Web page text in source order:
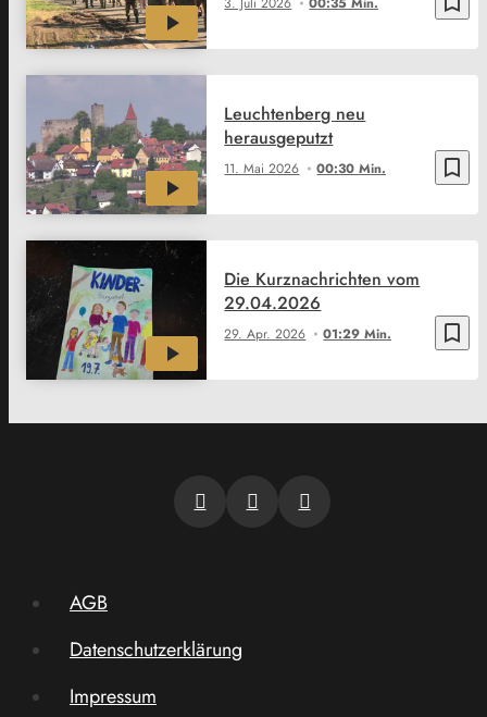
bookmark_border
11. Mai 2026 00:30 Min.
Leuchtenberg neu
herausgeputzt
bookmark_border
29. Apr. 2026 01:29 Min.
Die Kurznachrichten vom
29.04.2026
AGB
Datenschutzerklärung
Impressum